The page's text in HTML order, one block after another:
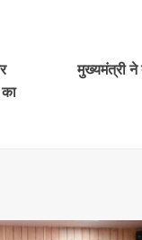
मुख्यमंत्री ने